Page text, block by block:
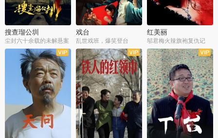
搜查瑠公圳
尘封六十余载的未解悬案
戏台
乱世戏班，爆笑登台
红美丽
邬君梅火辣旗袍复仇记